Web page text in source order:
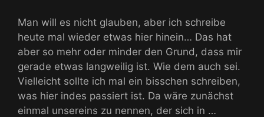
Man will es nicht glauben, aber ich schreibe
heute mal wieder etwas hier hinein… Das hat
aber so mehr oder minder den Grund, dass mir
gerade etwas langweilig ist. Wie dem auch sei.
Vielleicht sollte ich mal ein bisschen schreiben,
was hier indes passiert ist. Da wäre zunächst
einmal unsereins zu nennen, der sich in …